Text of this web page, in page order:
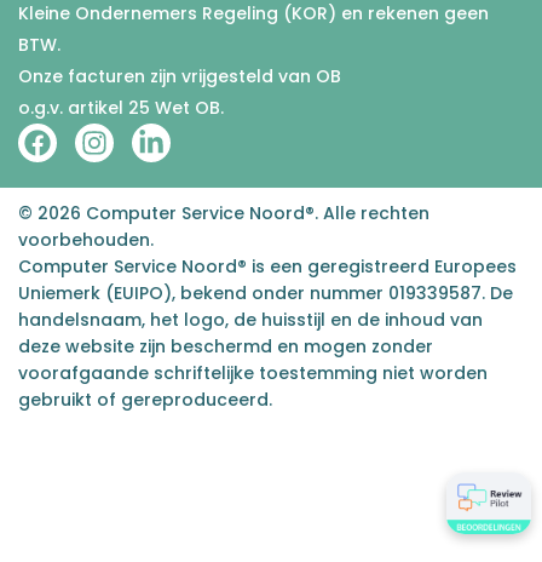
Kleine Ondernemers Regeling (KOR) en rekenen geen
BTW.
Onze facturen zijn vrijgesteld van OB
o.g.v. artikel 25 Wet OB.
© 2026 Computer Service Noord®. Alle rechten
voorbehouden.
Computer Service Noord® is een geregistreerd Europees
Uniemerk (EUIPO), bekend onder nummer 019339587. De
handelsnaam, het logo, de huisstijl en de inhoud van
deze website zijn beschermd en mogen zonder
voorafgaande schriftelijke toestemming niet worden
gebruikt of gereproduceerd.